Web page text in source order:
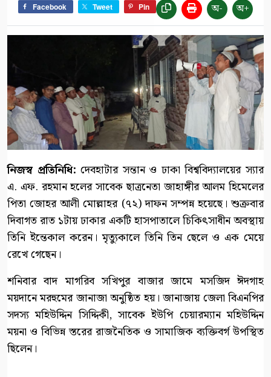
Facebook Tweet Pin অ- অ+
নিজস্ব প্রতিনিধি: দেবহাটার সন্তান ও ঢাকা বিশ্ববিদ্যালয়ের স্যার
এ. এফ. রহমান হলের সাবেক ছাত্রনেতা জাহাঙ্গীর আলম হিমেলের
পিতা জোহর আলী মোল্লাহর (৭২) দাফন সম্পন্ন হয়েছে। শুক্রবার
দিবাগত রাত ১টায় ঢাকার একটি হাসপাতালে চিকিৎসাধীন অবস্থায়
তিনি ইন্তেকাল করেন। মৃত্যুকালে তিনি তিন ছেলে ও এক মেয়ে
রেখে গেছেন।
শনিবার বাদ মাগরিব সখিপুর বাজার জামে মসজিদ ঈদগাহ
ময়দানে মরহুমের জানাজা অনুষ্ঠিত হয়। জানাজায় জেলা বিএনপির
সদস্য মহিউদ্দিন সিদ্দিকী, সাবেক ইউপি চেয়ারম্যান মহিউদ্দিন
ময়না ও বিভিন্ন স্তরের রাজনৈতিক ও সামাজিক ব্যক্তিবর্গ উপস্থিত
ছিলেন।